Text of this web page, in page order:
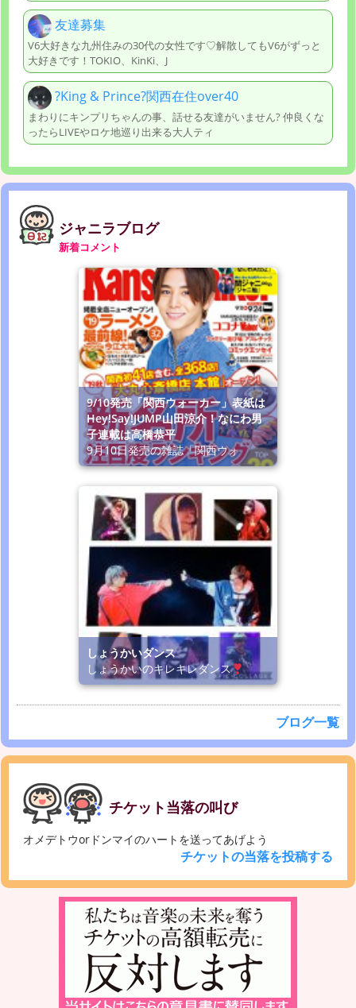
友達募集
V6大好きな九州住みの30代の女性です♡解散してもV6がずっと
大好きです！TOKIO、KinKi、J
?King & Prince?関西在住over40
まわりにキンプリちゃんの事、話せる友達がいません? 仲良くな
ったらLIVEやロケ地巡り出来る大人ティ
ジャニラブログ
新着コメント
9/10発売「関西ウォーカー」表紙は
Hey!Say!JUMP山田涼介！なにわ男
子連載は高橋恭平
9月10日発売の雑誌「関西ウォ
しょうかいダンス
しょうかいのキレキレダンス
ブログ一覧
チケット当落の叫び
オメデトウorドンマイのハートを送ってあげよう
チケットの当落を投稿する